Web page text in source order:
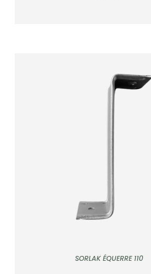
DÉTAILS
SORLAK ÉQUERRE 110